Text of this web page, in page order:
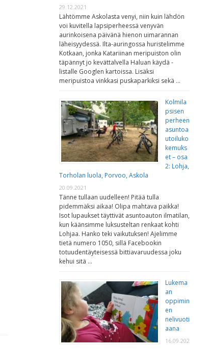
29.12.2021
Lähtömme Askolasta venyi, niin kuin lähdön
voi kuvitella lapsiperheessä venyvän
aurinkoisena päivänä hienon uimarannan
läheisyydessä. Ilta-auringossa huristelimme
Kotkaan, jonka Katariinan meripuiston olin
täpännyt jo kevättalvella Haluan käydä -
listalle Googlen kartoissa. Lisäksi
meripuistoa vinkkasi puskaparkiksi sekä …
Kolmila
psisen
perheen
asuntoa
utoiluko
kemuks
et – osa
2: Lohja,
Torholan luola, Porvoo, Askola
20.09.2021
Tänne tullaan uudelleen! Pitää tulla
pidemmäksi aikaa! Olipa mahtava paikka!
Isot lupaukset täyttivät asuntoauton ilmatilan,
kun käänsimme luksusteltan renkaat kohti
Lohjaa. Hanko teki vaikutuksen! Ajelimme
tietä numero 1050, sillä Facebookin
totuudentäyteisessä bittiavaruudessa joku
kehui sitä …
Lukema
an
oppimin
en
nelivuoti
aana
16.09.202